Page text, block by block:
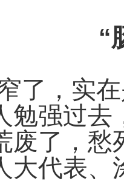
“
，实在
勉强过去
废了，愁
大代表、